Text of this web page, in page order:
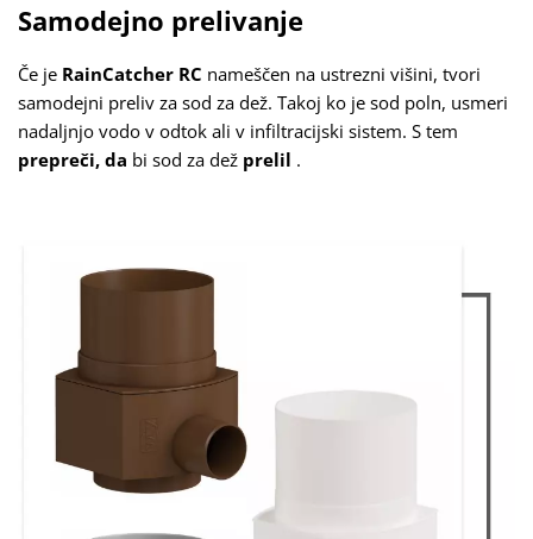
Samodejno prelivanje
Če je RainCatcher RC nameščen na ustrezni višini, tvori
samodejni preliv za sod za dež. Takoj ko je sod poln, usmeri
nadaljnjo vodo v odtok ali v infiltracijski sistem. S tem
prepreči, da bi sod za dež prelil .